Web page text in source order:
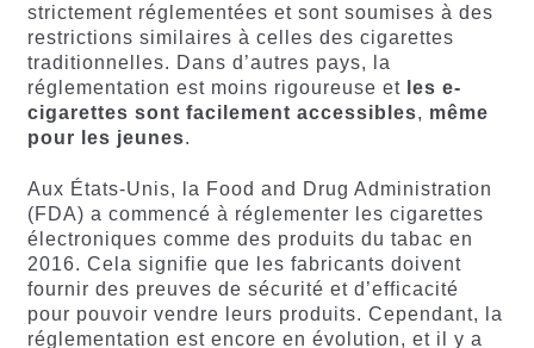
strictement réglementées et sont soumises à des
restrictions similaires à celles des cigarettes
traditionnelles. Dans d’autres pays, la
réglementation est moins rigoureuse et les e-
cigarettes sont facilement accessibles, même
pour
les jeunes.
Aux États-Unis, la Food and Drug Administration
(FDA) a commencé à réglementer les cigarettes
électroniques comme des produits du tabac en
2016. Cela signifie que les fabricants doivent
fournir des preuves de sécurité et d’efficacité
pour pouvoir vendre leurs produits. Cependant, la
réglementation est encore en évolution, et il y a